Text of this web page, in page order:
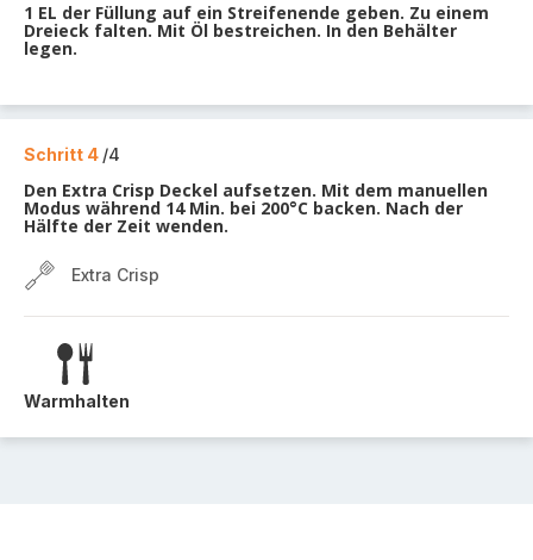
1 EL der Füllung auf ein Streifenende geben. Zu einem
Dreieck falten. Mit Öl bestreichen. In den Behälter
legen.
Schritt 4 /4
Den Extra Crisp Deckel aufsetzen. Mit dem manuellen
Modus während 14 Min. bei 200°C backen. Nach der
Hälfte der Zeit wenden.
Extra Crisp
Warmhalten